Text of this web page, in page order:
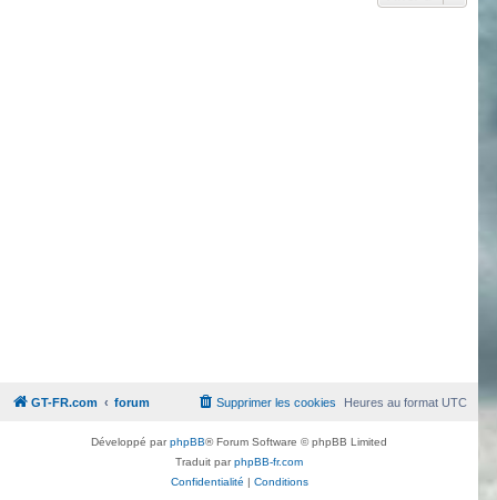
GT-FR.com forum Heures au formatUTC
Supprimer les cookies
Développé parphpBB® Forum Software © phpBB Limited
Traduit parphpBB-fr.com
Confidentialité | Conditions